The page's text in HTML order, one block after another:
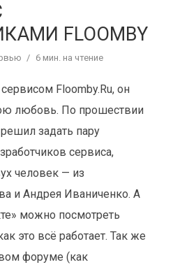
FLOOMBY
6 мин. на чтение
Floomby.Ru, он
любовь. По прошествии
задать пару
сервиса,
человек — из
и Андрея Иваниченко. А
можно посмотреть
это всё работает. Так же
форуме (как